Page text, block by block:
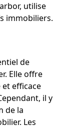
utilise
immobiliers.
de
Elle offre
efficace
il y
de la
Les